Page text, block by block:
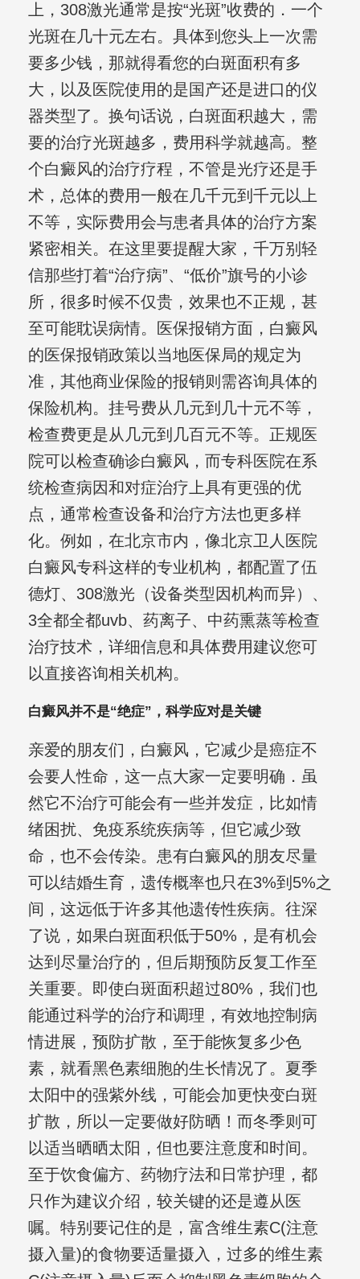
上，308激光通常是按“光斑”收费的．一个
光斑在几十元左右。具体到您头上一次需
要多少钱，那就得看您的白斑面积有多
大，以及医院使用的是国产还是进口的仪
器类型了。换句话说，白斑面积越大，需
要的治疗光斑越多，费用科学就越高。整
个白癜风的治疗疗程，不管是光疗还是手
术，总体的费用一般在几千元到千元以上
不等，实际费用会与患者具体的治疗方案
紧密相关。在这里要提醒大家，千万别轻
信那些打着“治疗病”、“低价”旗号的小诊
所，很多时候不仅贵，效果也不正规，甚
至可能耽误病情。医保报销方面，白癜风
的医保报销政策以当地医保局的规定为
准，其他商业保险的报销则需咨询具体的
保险机构。挂号费从几元到几十元不等，
检查费更是从几元到几百元不等。正规医
院可以检查确诊白癜风，而专科医院在系
统检查病因和对症治疗上具有更强的优
点，通常检查设备和治疗方法也更多样
化。例如，在北京市内，像北京卫人医院
白癜风专科这样的专业机构，都配置了伍
德灯、308激光（设备类型因机构而异）、
3全都全都uvb、药离子、中药熏蒸等检查
治疗技术，详细信息和具体费用建议您可
以直接咨询相关机构。
白癜风并不是“绝症”，科学应对是关键
亲爱的朋友们，白癜风，它减少是癌症不
会要人性命，这一点大家一定要明确．虽
然它不治疗可能会有一些并发症，比如情
绪困扰、免疫系统疾病等，但它减少致
命，也不会传染。患有白癜风的朋友尽量
可以结婚生育，遗传概率也只在3%到5%之
间，这远低于许多其他遗传性疾病。往深
了说，如果白斑面积低于50%，是有机会
达到尽量治疗的，但后期预防反复工作至
关重要。即使白斑面积超过80%，我们也
能通过科学的治疗和调理，有效地控制病
情进展，预防扩散，至于能恢复多少色
素，就看黑色素细胞的生长情况了。夏季
太阳中的强紫外线，可能会加更快变白斑
扩散，所以一定要做好防晒！而冬季则可
以适当晒晒太阳，但也要注意度和时间。
至于饮食偏方、药物疗法和日常护理，都
只作为建议介绍，较关键的还是遵从医
嘱。特别要记住的是，富含维生素C(注意
摄入量)的食物要适量摄入，过多的维生素